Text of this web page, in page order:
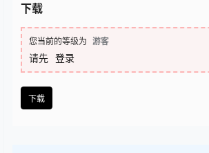
下载
您当前的等级为 游客
请先 登录
下载